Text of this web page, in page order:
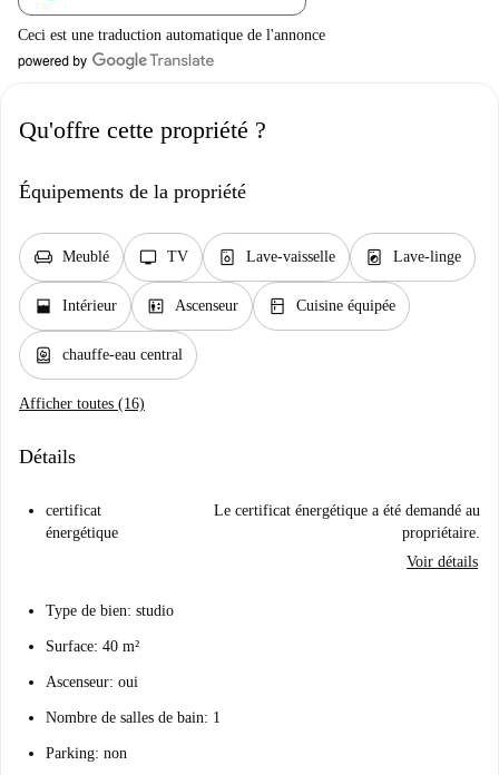
Ceci est une traduction automatique de l'annonce
Qu'offre cette propriété ?
Équipements de la propriété
chair Meublé tv TV dishwasher_gen Lave-vaisselle local_laundry_service Lave-linge
window_open Intérieur elevator Ascenseur kitchen Cuisine équipée
water_heater chauffe-eau central
Afficher toutes (16)
Détails
certificat
énergétique
Le certificat énergétique a été demandé au
propriétaire.
Voir détails
Type de bien: studio
Surface: 40 m²
Ascenseur: oui
Nombre de salles de bain: 1
Parking: non